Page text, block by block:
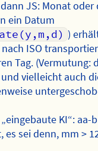
JS: Monat oder
ein Datum
)
ISO
Tag. (Vermutung:
vielleicht auch
KI“: aa-
sei denn, mm >